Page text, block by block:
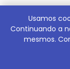
Mundos
Publicações e
Conheça nossa
Usamos
Continuando a
mesmos.